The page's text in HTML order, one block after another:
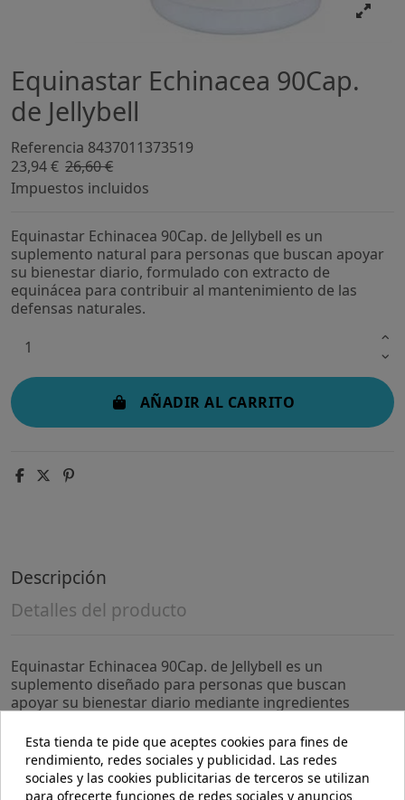
Equinastar Echinacea 90Cap.
de Jellybell
Referencia 8437011373519
23,94 € 26,60 €
Impuestos incluidos
Equinastar Echinacea 90Cap. de Jellybell es un
suplemento natural para personas que buscan apoyar
su bienestar diario, formulado con extracto de
equinácea para contribuir al mantenimiento de las
defensas naturales.
AÑADIR AL CARRITO
Descripción
Detalles del producto
Equinastar Echinacea 90Cap. de Jellybell es un
suplemento diseñado para personas que buscan
apoyar su bienestar diario mediante ingredientes
desean complementar su rutina con un producto
elaborado a partir de extractos vegetales.
- Contiene extracto de equinácea, reconocido por su
Esta tienda te pide que aceptes cookies para fines de
rendimiento, redes sociales y publicidad. Las redes
sociales y las cookies publicitarias de terceros se utilizan
para ofrecerte funciones de redes sociales y anuncios